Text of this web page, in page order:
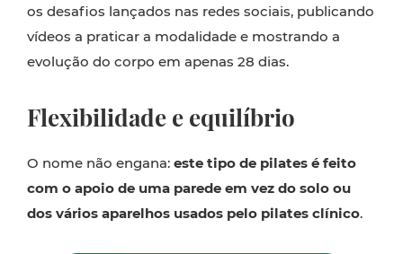
os desafios lançados nas redes sociais, publicando
vídeos a praticar a modalidade e mostrando a
evolução do corpo em apenas 28 dias.
Flexibilidade e equilíbrio
O nome não engana: este tipo de pilates é feito
com o apoio de uma parede em vez do solo ou
dos vários aparelhos usados pelo pilates clínico.